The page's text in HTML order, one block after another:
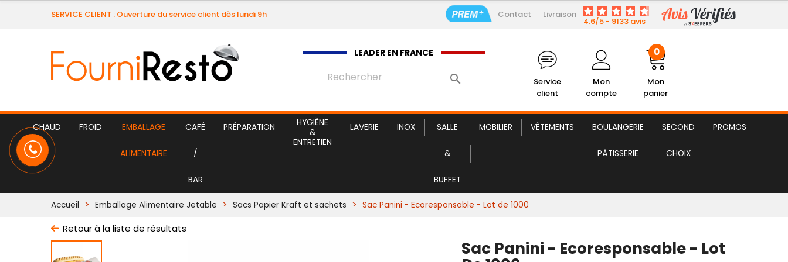
SERVICE CLIENT : Ouverture du service client dès lundi 9h Contact Livraison
4.6/5 - 9133 avis
LEADER EN FRANCE

Service
client
Mon
compte
Mon
panier
0
CHAUD FROID EMBALLAGE
ALIMENTAIRE
CAFÉ
/
BAR
PRÉPARATION
HYGIÈNE
&
ENTRETIEN
LAVERIE INOX SALLE
&
BUFFET
MOBILIER VÊTEMENTS BOULANGERIE
PÂTISSERIE
SECOND
CHOIX
PROMOS
Sac Panini 24,99 € HT
Accueil Emballage Alimentaire Jetable Sacs Papier Kraft et sachets Sac Panini - Ecoresponsable - Lot de 1000
Retour à la liste de résultats
Sac Panini - Ecoresponsable - Lot